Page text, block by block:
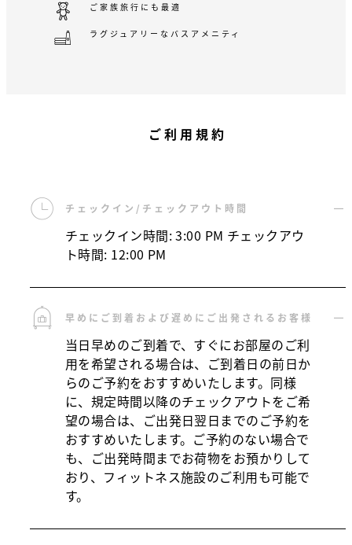
ご家族旅行にも最適
ラグジュアリーなバスアメニティ
ご利用規約
チェックイン/チェックアウト時間
チェックイン時間: 3:00 PM チェックアウ
ト時間: 12:00 PM
早めにご到着および遅めにご出発されるお客様
当日早めのご到着で、すぐにお部屋のご利
用を希望される場合は、ご到着日の前日か
らのご予約をおすすめいたします。同様
に、規定時間以降のチェックアウトをご希
望の場合は、ご出発日翌日までのご予約を
おすすめいたします。ご予約のない場合で
も、ご出発時間までお荷物をお預かりして
おり、フィットネス施設のご利用も可能で
す。